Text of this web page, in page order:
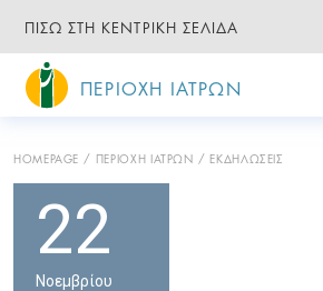
ΠΙΣΩ ΣΤΗ ΚΕΝΤΡΙΚΗ ΣΕΛΙΔΑ
ΠΕΡΙΟΧΗ ΙΑΤΡΩΝ
HOMEPAGE ΠΕΡΙΟΧΗ ΙΑΤΡΩΝ ΕΚΔΗΛΩΣΕΙΣ
22
Νοεμβρίου